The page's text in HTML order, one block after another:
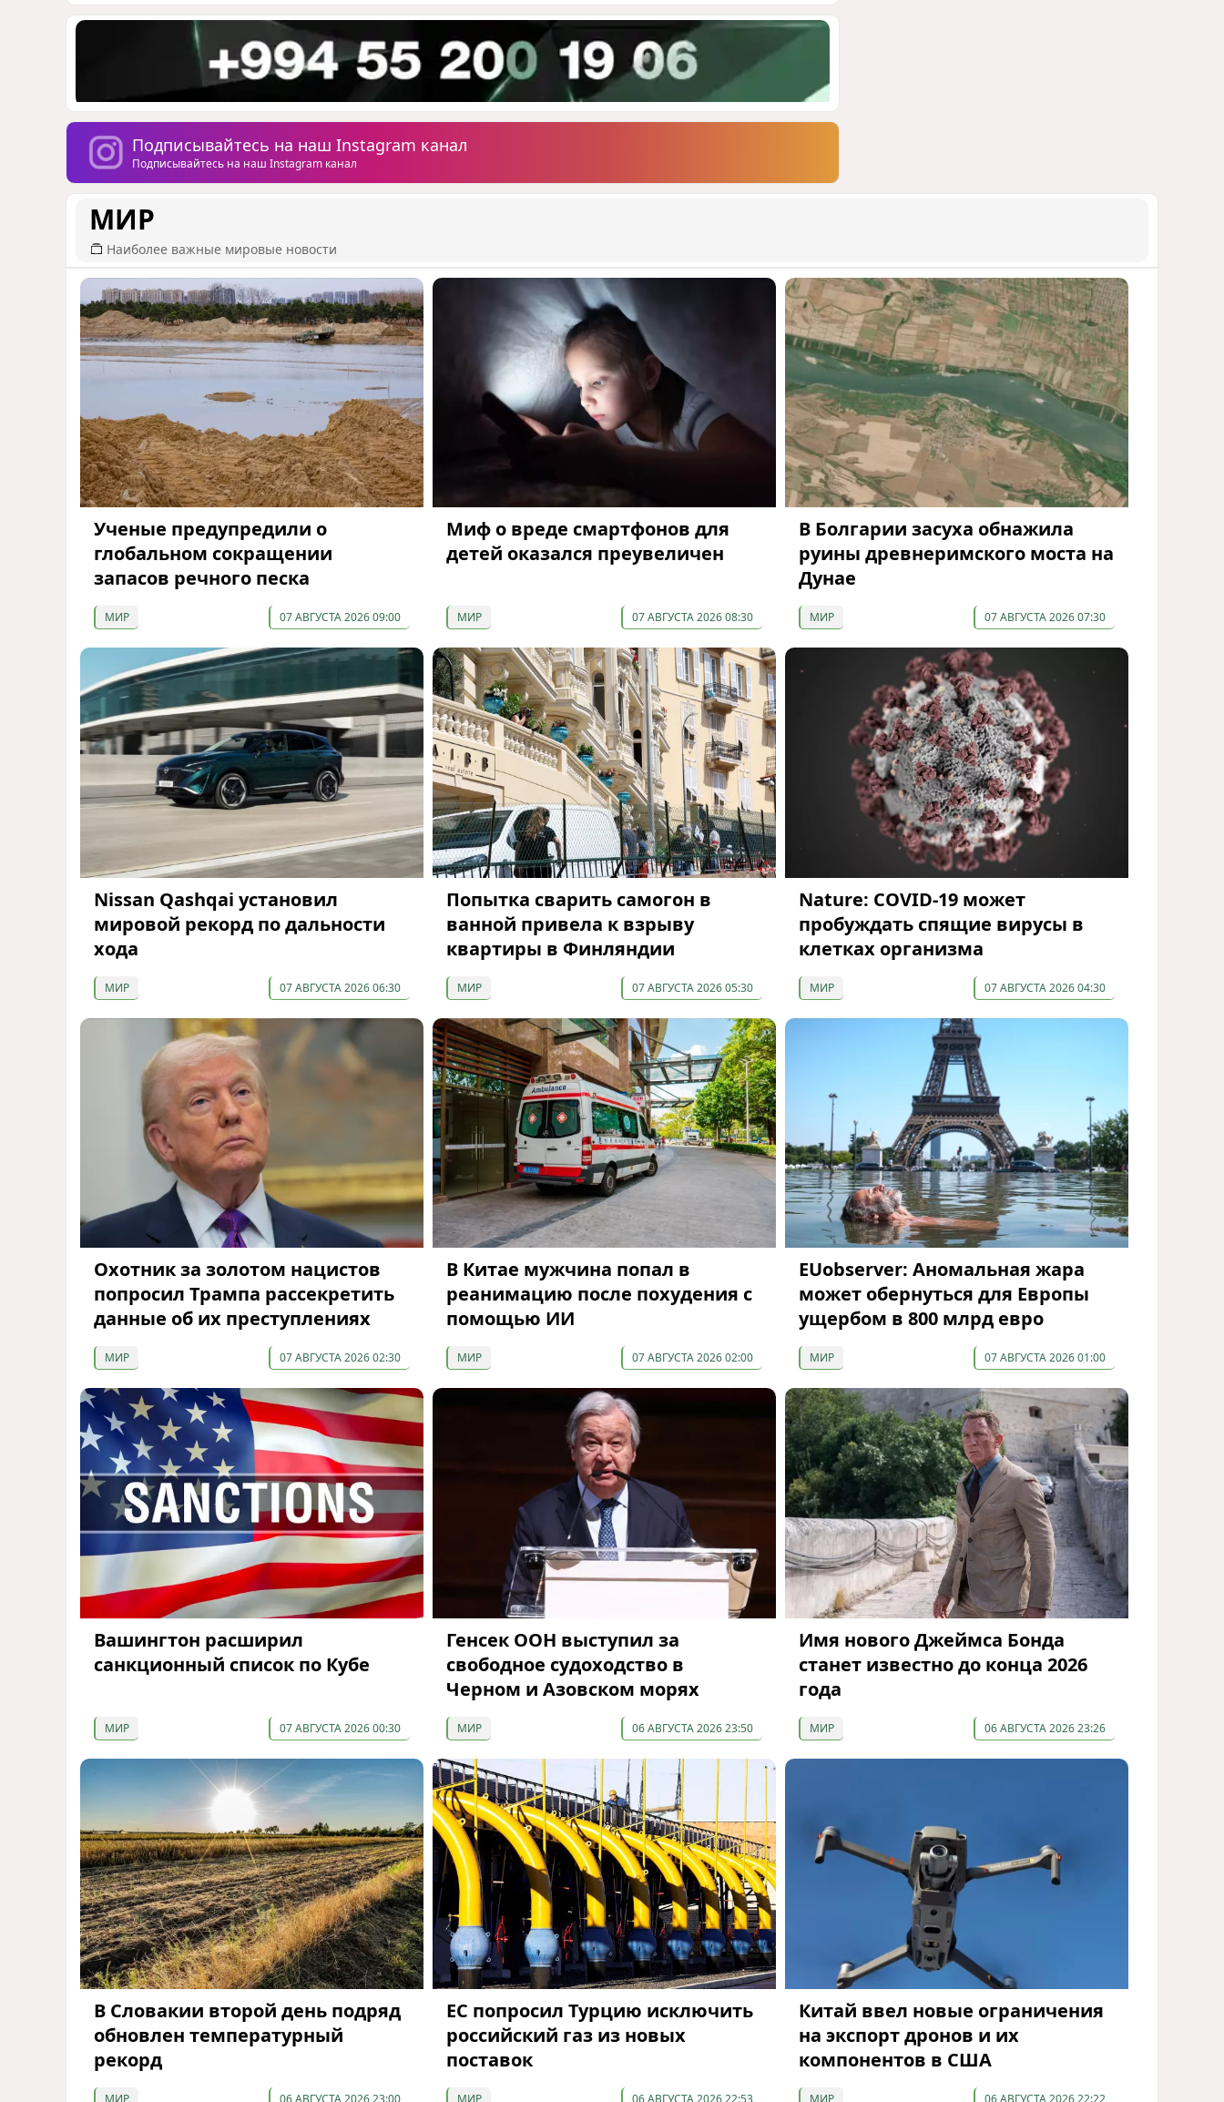
Подписывайтесь на наш Instagram канал
Подписывайтесь на наш Instagram канал
10
Инфантино, Буратино,
Чиполлино...
ТАКАЯ ВОТ КАРТИНА, НЕВЕСЕЛАЯ. КАК
ДЛЯ ДЕЙСТВУЮЩИХ ЛИЦ, ТАК И ДЛЯ
ЗРИТЕЛЕЙ
05 Августа 2026 10:15
МИР
Наиболее важные мировые новости
Ученые предупредили о
глобальном сокращении
запасов речного песка
МИР 07 АВГУСТА 2026 09:00
Миф о вреде смартфонов для
детей оказался преувеличен
МИР 07 АВГУСТА 2026 08:30
В Болгарии засуха обнажила
руины древнеримского моста на
Дунае
МИР 07 АВГУСТА 2026 07:30
Nissan Qashqai установил
мировой рекорд по дальности
хода
МИР 07 АВГУСТА 2026 06:30
Попытка сварить самогон в
ванной привела к взрыву
квартиры в Финляндии
МИР 07 АВГУСТА 2026 05:30
Nature: COVID-19 может
пробуждать спящие вирусы в
клетках организма
МИР 07 АВГУСТА 2026 04:30
Охотник за золотом нацистов
попросил Трампа рассекретить
данные об их преступлениях
МИР 07 АВГУСТА 2026 02:30
В Китае мужчина попал в
реанимацию после похудения с
помощью ИИ
МИР 07 АВГУСТА 2026 02:00
EUobserver: Аномальная жара
может обернуться для Европы
ущербом в 800 млрд евро
МИР 07 АВГУСТА 2026 01:00
Вашингтон расширил
санкционный список по Кубе
МИР 07 АВГУСТА 2026 00:30
Генсек ООН выступил за
свободное судоходство в
Черном и Азовском морях
МИР 06 АВГУСТА 2026 23:50
Имя нового Джеймса Бонда
станет известно до конца 2026
года
МИР 06 АВГУСТА 2026 23:26
В Словакии второй день подряд
обновлен температурный
рекорд
МИР 06 АВГУСТА 2026 23:00
ЕС попросил Турцию исключить
российский газ из новых
поставок
МИР 06 АВГУСТА 2026 22:53
Китай ввел новые ограничения
на экспорт дронов и их
компонентов в США
МИР 06 АВГУСТА 2026 22:22